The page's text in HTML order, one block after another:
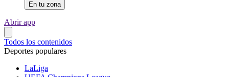
En tu zona
Abrir app
Todos los contenidos
Deportes populares
LaLiga